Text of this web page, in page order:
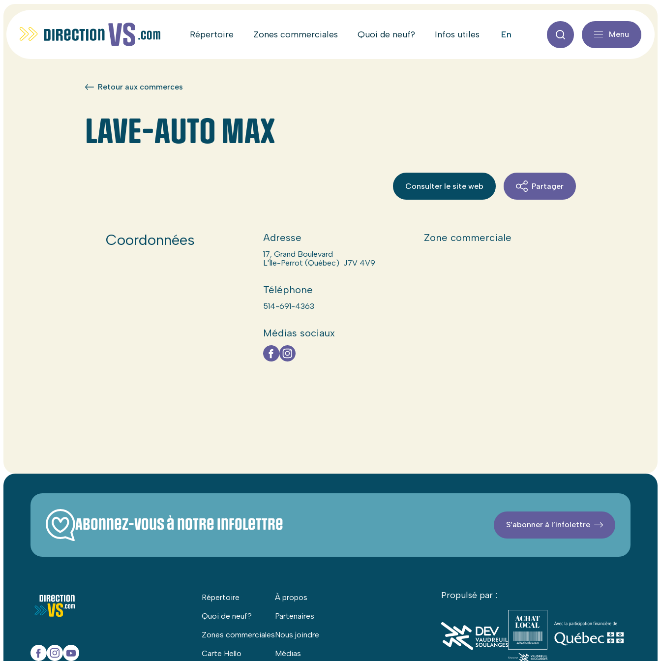
Répertoire Zones commerciales Quoi de neuf? Infos utiles en Menu
Retour aux commerces
LAVE-AUTO MAX
Consulter le site web Partager
Coordonnées Adresse
17, Grand Boulevard
L'Île-Perrot (Québec) J7V 4V9
Téléphone
514-691-4363
Médias sociaux
Zone commerciale
Abonnez-vous à notre infolettre S’abonner à l’infolettre
Répertoire
Quoi de neuf?
Zones commerciales
Carte Hello
À propos
Partenaires
Nous joindre
Médias
Propulsé par :